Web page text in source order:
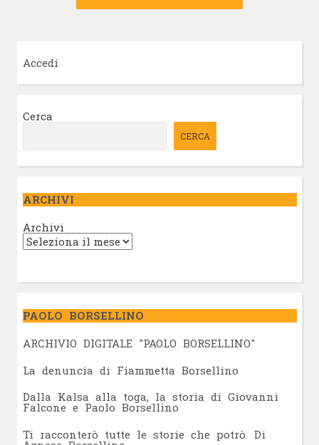
Accedi
Cerca
CERCA
ARCHIVI
Archivi
PAOLO BORSELLINO
ARCHIVIO DIGITALE "PAOLO BORSELLINO"
La denuncia di Fiammetta Borsellino
Dalla Kalsa alla toga, la storia di Giovanni
Falcone e Paolo Borsellino
Ti racconterò tutte le storie che potrò. Di